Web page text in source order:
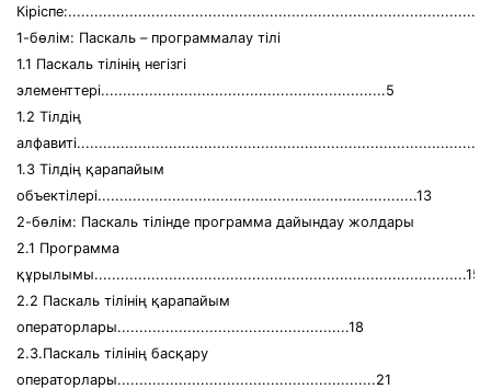
1-бөлім: Паскаль – программалау тілі
1.1 Паскаль тілінің негізгі
элементтері.................................................................5
1.2 Тілдің
1.3 Тілдің қарапайым
объектілері.........................................................................13
2-бөлім: Паскаль тілінде программа дайындау жолдары
2.1 Программа
құрылымы.....................................................................................15
2.2 Паскаль тілінің қарапайым
операторлары.....................................................18
2.3.Паскаль тілінің басқару
операторлары...........................................................21